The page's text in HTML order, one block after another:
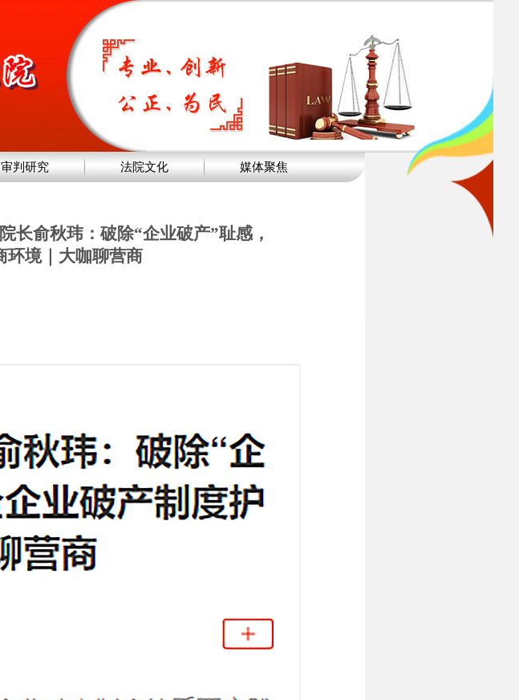
审判研究 法院文化 媒体聚焦
长俞秋玮：破除“企业破产”耻感，
环境｜大咖聊营商